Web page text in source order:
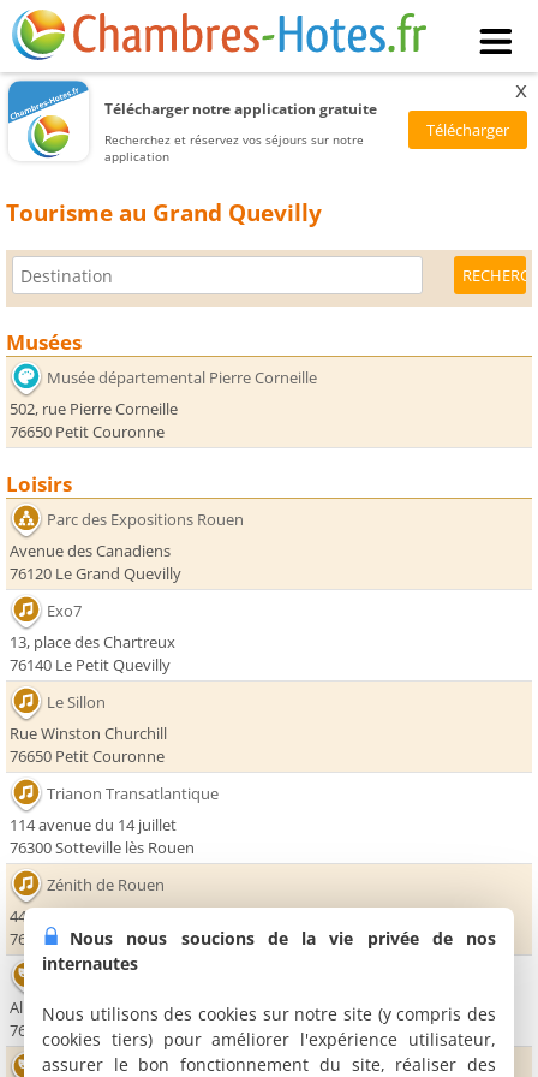
Télécharger notre application gratuite
Recherchez et réservez vos séjours sur notre
application
x
Tourisme au Grand Quevilly
Musées
Musée départemental Pierre Corneille
502, rue Pierre Corneille
76650 Petit Couronne
Loisirs
Parc des Expositions Rouen
Avenue des Canadiens
76120 Le Grand Quevilly
Exo7
13, place des Chartreux
76140 Le Petit Quevilly
Le Sillon
Rue Winston Churchill
76650 Petit Couronne
Trianon Transatlantique
114 avenue du 14 juillet
76300 Sotteville lès Rouen
Zénith de Rouen
44, avenue des Canadiens
76120 Le Grand Quevilly
Théâtre Charles Dullin
Allée des Arcades
76120 Le Grand Quevilly
Théâtre de la Foudre - Scène Nationale
Nous nous soucions de la vie privée de nos
internautes
Nous utilisons des cookies sur notre site (y compris des
cookies tiers) pour améliorer l'expérience utilisateur,
assurer le bon fonctionnement du site, réaliser des